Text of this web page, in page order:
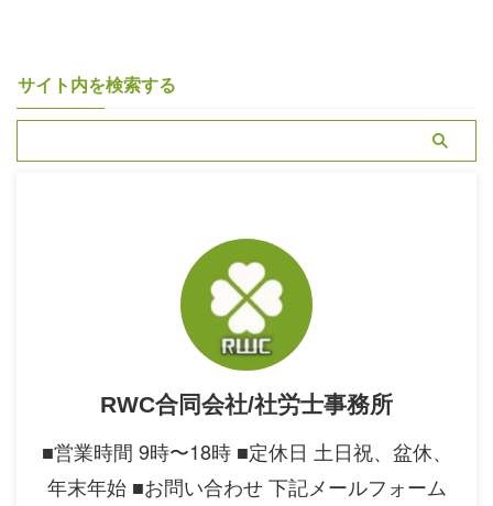
サイト内を検索する
RWC合同会社/社労士事務所
■営業時間 9時〜18時 ■定休日 土日祝、盆休、
年末年始 ■お問い合わせ 下記メールフォーム